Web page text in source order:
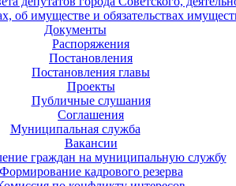
об имуществе и обязательствах
Документы
Распоряжения
Постановления
Постановления главы
Проекты
Публичные слушания
Соглашения
Муниципальная служба
Вакансии
граждан на муниципальную службу
Формирование кадрового резерва